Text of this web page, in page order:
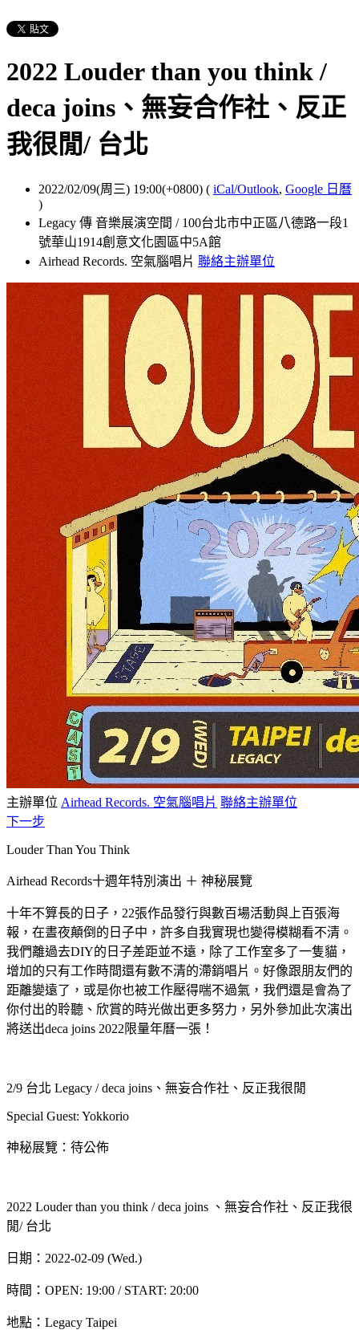
2022 Louder than you think /
deca joins、無妄合作社、反正
我很閒/ 台北
2022/02/09(周三) 19:00(+0800) ( iCal/Outlook, Google 日曆
)
Legacy 傳 音樂展演空間 / 100台北市中正區八德路一段1
號華山1914創意文化園區中5A館
Airhead Records. 空氣腦唱片 聯絡主辦單位
主辦單位 Airhead Records. 空氣腦唱片 聯絡主辦單位
下一步
Louder Than You Think
Airhead Records十週年特別演出 ＋ 神秘展覽
十年不算長的日子，22張作品發行與數百場活動與上百張海
報，在晝夜顛倒的日子中，許多自我實現也變得模糊看不清。
我們離過去DIY的日子差距並不遠，除了工作室多了一隻貓，
增加的只有工作時間還有數不清的滯銷唱片。好像跟朋友們的
距離變遠了，或是你也被工作壓得喘不過氣，我們還是會為了
你付出的聆聽、欣賞的時光做出更多努力，另外參加此次演出
將送出deca joins 2022限量年曆一張！
2/9 台北 Legacy / deca joins、無妄合作社、反正我很閒
Special Guest: Yokkorio
神秘展覽：待公佈
2022 Louder than you think / deca joins 、無妄合作社、反正我很
閒/ 台北
日期：2022-02-09 (Wed.)
時間：OPEN: 19:00 / START: 20:00
地點：Legacy Taipei